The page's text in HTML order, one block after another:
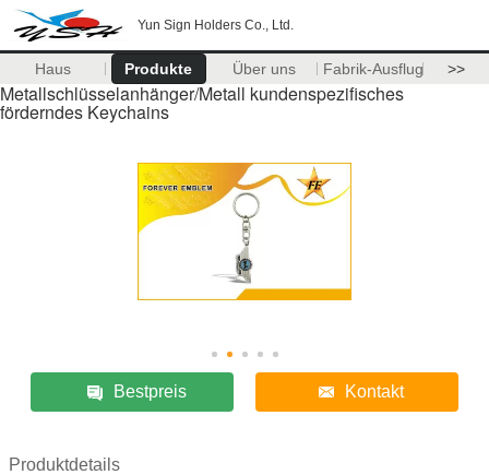
Yun Sign Holders Co., Ltd.
Haus Produkte Über uns Fabrik-Ausflug >>
Metallschlüsselanhänger/Metall kundenspezifisches
förderndes Keychains
Bestpreis Kontakt
Produktdetails